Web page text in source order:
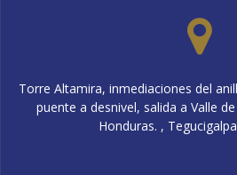
Torre Altamira, inmediaciones del
puente a desnivel, salida a Valle
Honduras. ,